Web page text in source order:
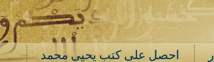
احصل على كتب يحيى محمد